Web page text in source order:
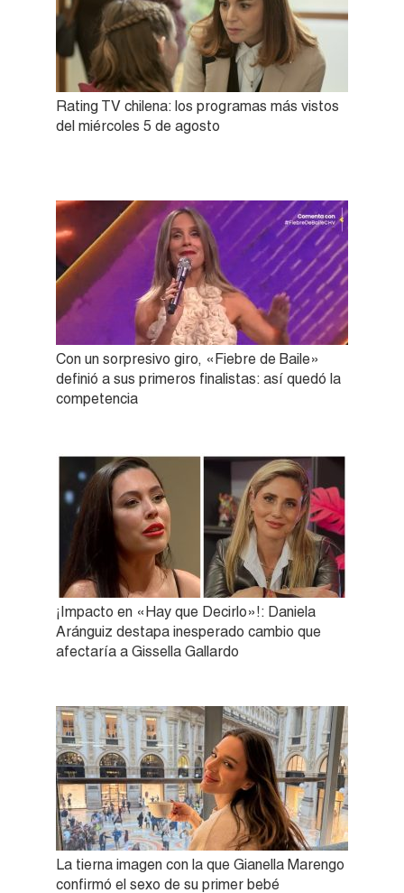
Rating TV chilena: los programas más vistos
del miércoles 5 de agosto
Con un sorpresivo giro, «Fiebre de Baile»
definió a sus primeros finalistas: así quedó la
competencia
¡Impacto en «Hay que Decirlo»!: Daniela
Aránguiz destapa inesperado cambio que
afectaría a Gissella Gallardo
La tierna imagen con la que Gianella Marengo
confirmó el sexo de su primer bebé